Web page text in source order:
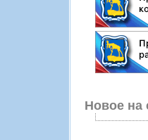
Новое на